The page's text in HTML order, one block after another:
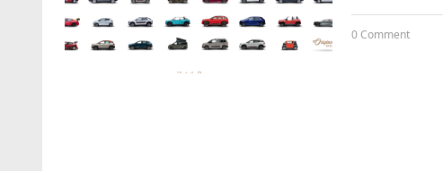
0 Comment